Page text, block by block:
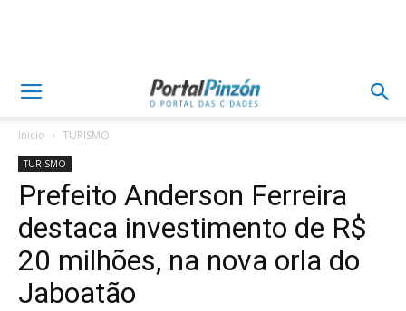
Inicio TURISMO
TURISMO
Prefeito Anderson Ferreira
destaca investimento de R$
20 milhões, na nova orla do
Jaboatão